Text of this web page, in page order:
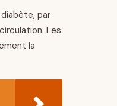
diabète, par
Les
la